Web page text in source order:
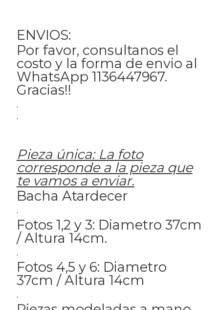
ENVIOS:
Por favor, consultanos el
costo y la forma de envio al
WhatsApp 1136447967.
Gracias!!
.
.
Pieza única: La foto
corresponde a la pieza que
te vamos a enviar.
Bacha Atardecer
.
Fotos 1,2 y 3: Diametro 37cm
/ Altura 14cm.
.
Fotos 4,5 y 6: Diametro
37cm / Altura 14cm
.